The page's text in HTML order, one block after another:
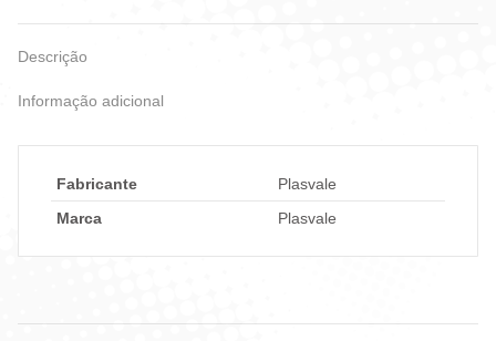
Descrição
Informação adicional
Fabricante
Plasvale
Marca
Plasvale